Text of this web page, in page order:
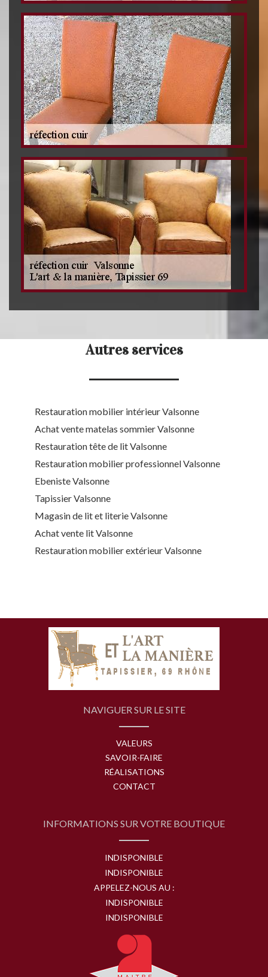
Autres services
Restauration mobilier intérieur Valsonne
Achat vente matelas sommier Valsonne
Restauration tête de lit Valsonne
Restauration mobilier professionnel Valsonne
Ebeniste Valsonne
Tapissier Valsonne
Magasin de lit et literie Valsonne
Achat vente lit Valsonne
Restauration mobilier extérieur Valsonne
NAVIGUER SUR LE SITE
VALEURS
SAVOIR-FAIRE
RÉALISATIONS
CONTACT
INFORMATIONS SUR VOTRE BOUTIQUE
INDISPONIBLE
INDISPONIBLE
APPELEZ-NOUS AU :
INDISPONIBLE
INDISPONIBLE